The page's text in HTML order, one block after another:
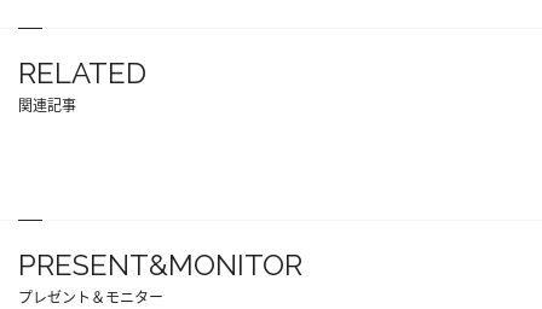
RELATED
関連記事
PRESENT&MONITOR
プレゼント＆モニター